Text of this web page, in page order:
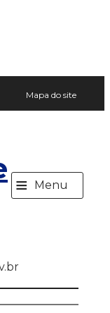
Mapa do site
≡ Menu